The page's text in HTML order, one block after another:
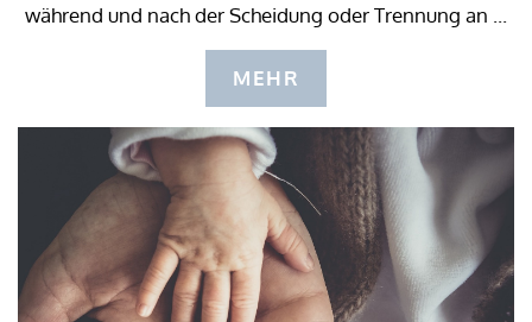
während und nach der Scheidung oder Trennung an ...
MEHR